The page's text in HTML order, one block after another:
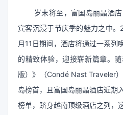
岁末将至，富国岛丽晶酒
宾客沉浸于节庆季的魅力之中
月11日期间，酒店将通过一系列
的精致体验，迎接崭新篇章。
版）》（Condé Nast Traveler
岛榜首，且富国岛丽晶酒店近期
榜单，跻身越南顶级酒店之列，